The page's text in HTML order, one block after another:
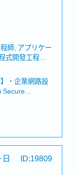
師, アプリケー
開發工程師
)・網路工程師
社内資訊系
ング・支援/維
・企業網路設
Secure
AD管理・
DNS. DHCP.
憑證建置與
假、產檢假、
ID:19809